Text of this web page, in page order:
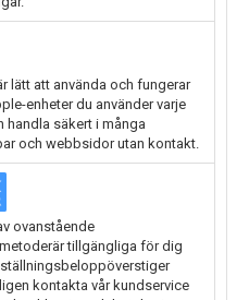
lätt att använda och fungerar
enheter du använder varje
handla säkert i många
och webbsidor utan kontakt.
ovanstående
tillgängliga för dig
kontakta vår kundservice